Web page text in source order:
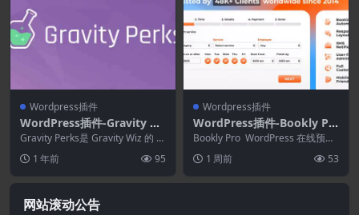
Wordpress插件
WordPress插件-Gravity Pe
rks 2.3.15–重力形式插件变
得简单
Gravity Perks是 Gravity Wiz 的 W
ordPress 插...
1 年前 95
Wordpress插件
WordPress插件-Bookly Pr
o 10.3–预约和安排软件系统
Bookly Pro WordPress 在线预订
和日程安排：完全可定制的预订...
1 周前 53
网站滚动公告